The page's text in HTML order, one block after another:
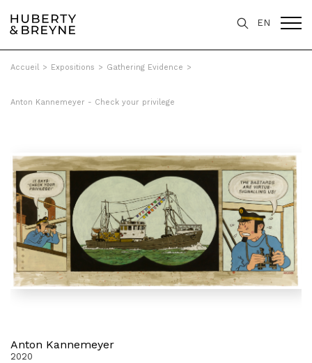
EN
Accueil > Expositions > Gathering Evidence >
Anton Kannemeyer - Check your privilege
Anton Kannemeyer
2020